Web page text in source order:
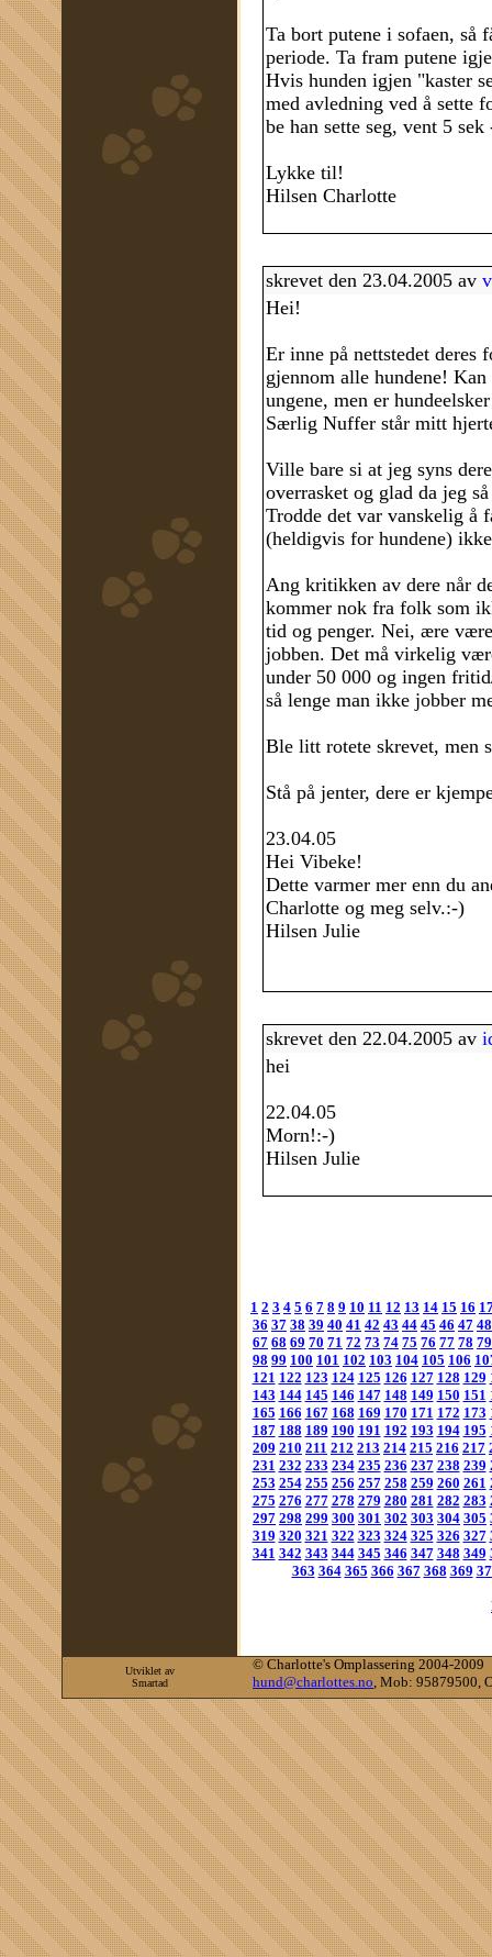
Ta bort putene i sofaen, så
periode. Ta fram putene
Hvis hunden igjen "kaster
med avledning ved å sette
be han sette seg, vent 5
Lykke til!
Hilsen Charlotte
skrevet den 23.04.2005 av
Hei!
Er inne på nettstedet deres
gjennom alle hundene!
ungene, men er
Særlig Nuffer står mitt
Ville bare si at jeg syns
overrasket og glad da jeg
Trodde det var vanskelig å
(heldigvis for hundene)
Ang kritikken av dere når
kommer nok fra folk som
tid og penger. Nei, ære
jobben. Det må virkelig
under 50 000 og ingen
så lenge man ikke jobber
Ble litt rotete skrevet, men
Stå på jenter, dere er
23.04.05
Hei Vibeke!
Dette varmer mer enn du
Charlotte og meg selv.:-)
Hilsen Julie
skrevet den 22.04.2005 av
hei
22.04.05
Morn!:-)
Hilsen Julie
1 2 3 4 5 6 7 8 9 10 11 12 13 14 15 16
36 37 38 39 40 41 42 43 44 45 46 47 48
67 68 69 70 71 72 73 74 75 76 77 78 79
98 99 100 101 102 103 104 105 106
121 122 123 124 125 126 127 128 129
143 144 145 146 147 148 149 150 151
165 166 167 168 169 170 171 172 173
187 188 189 190 191 192 193 194 195
209 210 211 212 213 214 215 216 217
231 232 233 234 235 236 237 238 239
253 254 255 256 257 258 259 260 261
275 276 277 278 279 280 281 282 283
297 298 299 300 301 302 303 304 305
319 320 321 322 323 324 325 326 327
341 342 343 344 345 346 347 348 349
363 364 365 366 367 368 369
Utviklet av
Smartad
© Charlotte's Omplassering 2004-2009
hund@charlottes.no, Mob: 95879500,